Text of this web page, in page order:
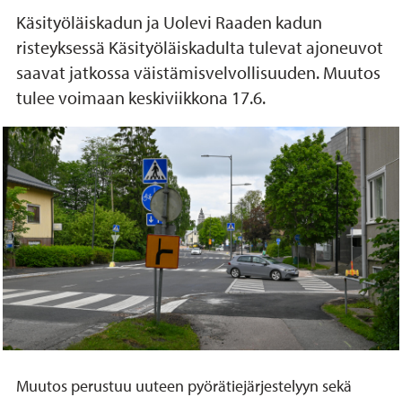
Käsityöläiskadun ja Uolevi Raaden kadun
risteyksessä Käsityöläiskadulta tulevat ajoneuvot
saavat jatkossa väistämisvelvollisuuden. Muutos
tulee voimaan keskiviikkona 17.6.
Muutos perustuu uuteen pyörätiejärjestelyyn sekä